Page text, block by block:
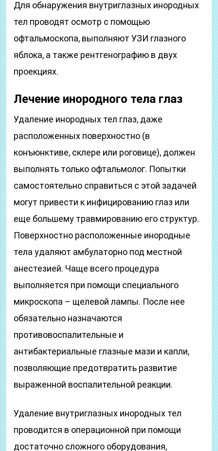
Для обнаружения внутриглазных инородных
тел проводят осмотр с помощью
офтальмоскопа, выполняют УЗИ глазного
яблока, а также рентгенографию в двух
проекциях.
Лечение инородного тела глаз
Удаление инородных тел глаз, даже
расположенных поверхностно (в
конъюнктиве, склере или роговице), должен
выполнять только офтальмолог. Попытки
самостоятельно справиться с этой задачей
могут привести к инфицированию глаз или
еще большему травмированию его структур.
Поверхностно расположенные инородные
тела удаляют амбулаторно под местной
анестезией. Чаще всего процедура
выполняется при помощи специального
микроскопа – щелевой лампы. После нее
обязательно назначаются
противовоспалительные и
антибактериальные глазные мази и капли,
позволяющие предотвратить развитие
выраженной воспалительной реакции.
Удаление внутриглазных инородных тел
проводится в операционной при помощи
достаточно сложного оборудования,